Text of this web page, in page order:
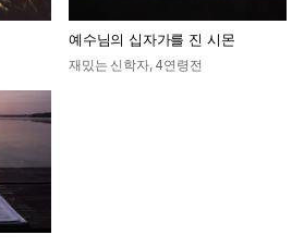
예수님의 십자가를 진 시몬
재밌는 신학자, 4연령전